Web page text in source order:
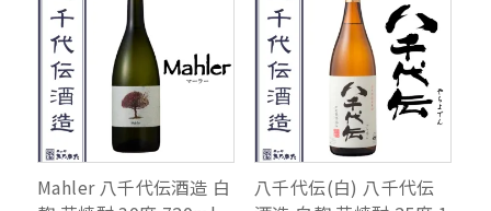
Mahler 八千代伝酒造 白
八千代伝(白) 八千代伝